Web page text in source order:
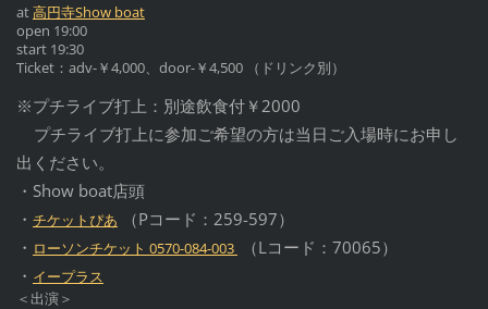
at高円寺Show boat
open 19:00
start 19:30
Ticket：adv-￥4,000、door-￥4,500 （ドリンク別）
※プチライブ打上：別途飲食付￥2000
プチライブ打上に参加ご希望の方は当日ご入場時にお申し
出ください。
・Show boat店頭
・ チケットぴあ
（Pコード：259-597）
・ ローソンチケット 0570-084-003
（Lコード：70065）
・ イープラス
＜出演＞